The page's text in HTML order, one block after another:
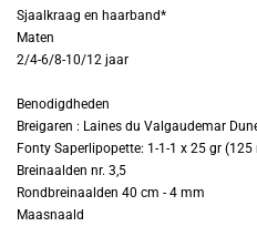
Sjaalkraag en haarband*
Maten
2/4-6/8-10/12 jaar
Benodigdheden
Breigaren : Laines du Valgaudemar
Fonty Saperlipopette: 1-1-1 x 25 gr (125
Breinaalden nr. 3,5
Rondbreinaalden 40 cm - 4 mm
Maasnaald